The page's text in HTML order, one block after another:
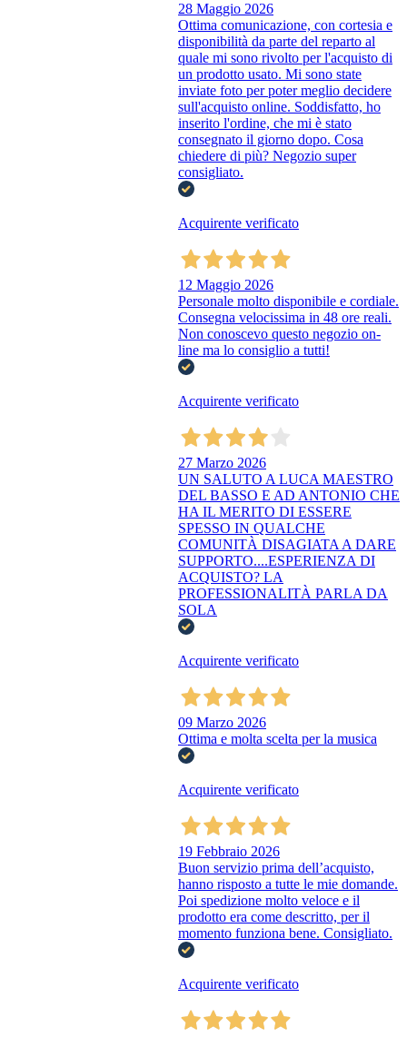
28 Maggio 2026
Ottima comunicazione, con cortesia e
disponibilità da parte del reparto al
quale mi sono rivolto per l'acquisto di
un prodotto usato. Mi sono state
inviate foto per poter meglio decidere
sull'acquisto online. Soddisfatto, ho
inserito l'ordine, che mi è stato
consegnato il giorno dopo. Cosa
chiedere di più? Negozio super
consigliato.
Acquirente verificato
12 Maggio 2026
Personale molto disponibile e cordiale.
Consegna velocissima in 48 ore reali.
Non conoscevo questo negozio on-
line ma lo consiglio a tutti!
Acquirente verificato
27 Marzo 2026
UN SALUTO A LUCA MAESTRO
DEL BASSO E AD ANTONIO CHE
HA IL MERITO DI ESSERE
SPESSO IN QUALCHE
COMUNITÀ DISAGIATA A DARE
SUPPORTO....ESPERIENZA DI
ACQUISTO? LA
PROFESSIONALITÀ PARLA DA
SOLA
Acquirente verificato
09 Marzo 2026
Ottima e molta scelta per la musica
Acquirente verificato
19 Febbraio 2026
Buon servizio prima dell’acquisto,
hanno risposto a tutte le mie domande.
Poi spedizione molto veloce e il
prodotto era come descritto, per il
momento funziona bene. Consigliato.
Acquirente verificato